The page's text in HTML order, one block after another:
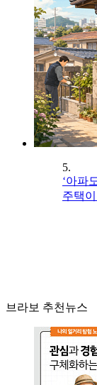
5.
‘아파
주택
브라보 추천뉴스